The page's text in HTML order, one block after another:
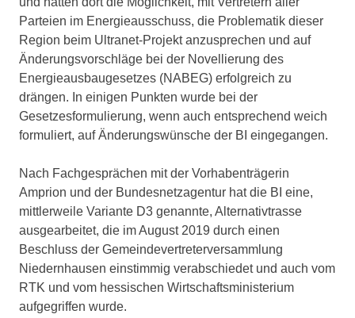
Parteien im Energieausschuss, die Problematik dieser
Region beim Ultranet-Projekt anzusprechen und auf
Änderungsvorschläge bei der Novellierung des
Energieausbaugesetzes (NABEG) erfolgreich zu
drängen. In einigen Punkten wurde bei der
Gesetzesformulierung, wenn auch entsprechend weich
formuliert, auf Änderungswünsche der BI eingegangen.
Nach Fachgesprächen mit der Vorhabenträgerin
Amprion und der Bundesnetzagentur hat die BI eine,
mittlerweile Variante D3 genannte, Alternativtrasse
ausgearbeitet, die im August 2019 durch einen
Beschluss der Gemeindevertreterversammlung
Niedernhausen einstimmig verabschiedet und auch vom
RTK und vom hessischen Wirtschaftsministerium
aufgegriffen wurde.